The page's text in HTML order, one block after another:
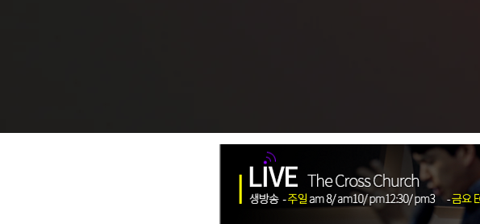
금요EGS 8:00pm~10:30pm
● 주일예배 8:00am~4:30pm
● 수요 Cry-out기도회 11:00am~1:00pm